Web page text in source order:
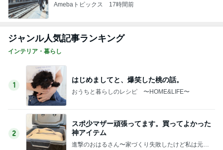
Amebaトピックス 17時間前
ジャンル人気記事ランキング
インテリア・暮らし
1
はじめましてと、爆笑した桃の話。
おうちと暮らしのレシピ 〜HOME&LIFE〜
2
スポ少マザー頑張ってます。買ってよかった
神アイテム
進撃のおはるさん〜家づくり失敗したけど私は元気